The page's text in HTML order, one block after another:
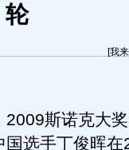
轮
[我
斯诺克大奖
选手丁俊晖